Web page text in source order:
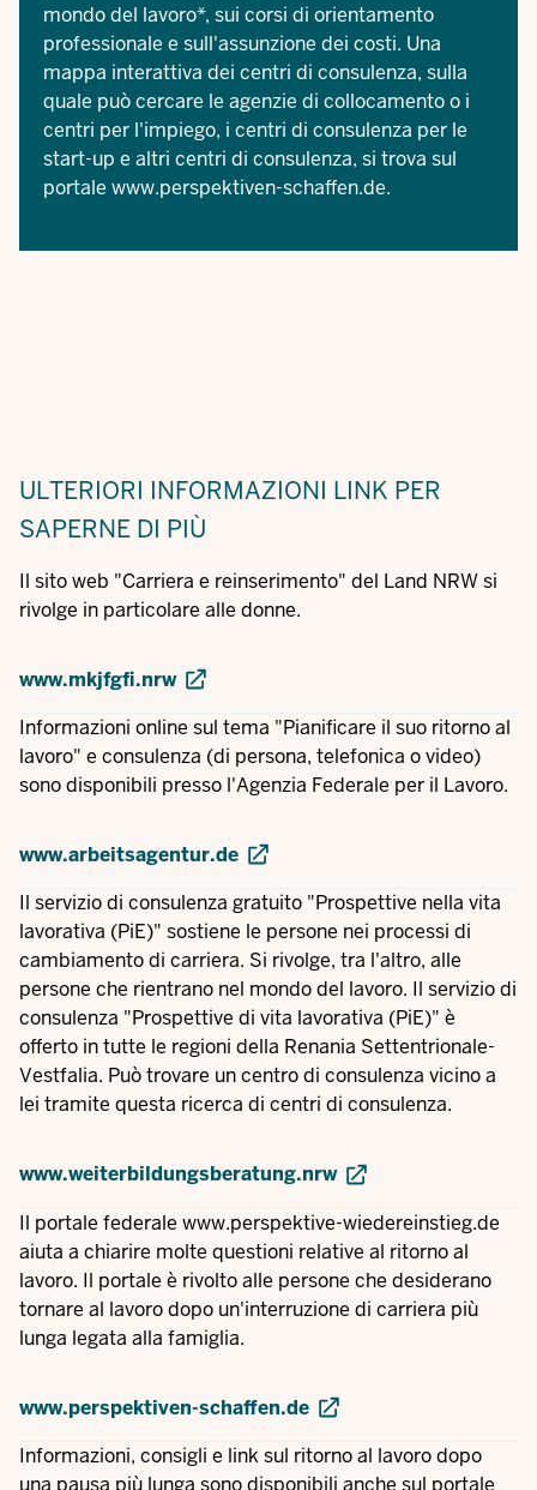
mondo del lavoro*, sui corsi di orientamento
professionale e sull'assunzione dei costi. Una
mappa interattiva dei centri di consulenza, sulla
quale può cercare le agenzie di collocamento o i
centri per l'impiego, i centri di consulenza per le
start-up e altri centri di consulenza, si trova sul
portale www.perspektiven-schaffen.de.
ULTERIORI INFORMAZIONI LINK PER
SAPERNE DI PIÙ
Il sito web "Carriera e reinserimento" del Land NRW si
rivolge in particolare alle donne.
www.mkjfgfi.nrw
Informazioni online sul tema "Pianificare il suo ritorno al
lavoro" e consulenza (di persona, telefonica o video)
sono disponibili presso l'Agenzia Federale per il Lavoro.
www.arbeitsagentur.de
Il servizio di consulenza gratuito "Prospettive nella vita
lavorativa (PiE)" sostiene le persone nei processi di
cambiamento di carriera. Si rivolge, tra l'altro, alle
persone che rientrano nel mondo del lavoro. Il servizio di
consulenza "Prospettive di vita lavorativa (PiE)" è
offerto in tutte le regioni della Renania Settentrionale-
Vestfalia. Può trovare un centro di consulenza vicino a
lei tramite questa ricerca di centri di consulenza.
www.weiterbildungsberatung.nrw
Il portale federale www.perspektive-wiedereinstieg.de
aiuta a chiarire molte questioni relative al ritorno al
lavoro. Il portale è rivolto alle persone che desiderano
tornare al lavoro dopo un'interruzione di carriera più
lunga legata alla famiglia.
www.perspektiven-schaffen.de
Informazioni, consigli e link sul ritorno al lavoro dopo
una pausa più lunga sono disponibili anche sul portale